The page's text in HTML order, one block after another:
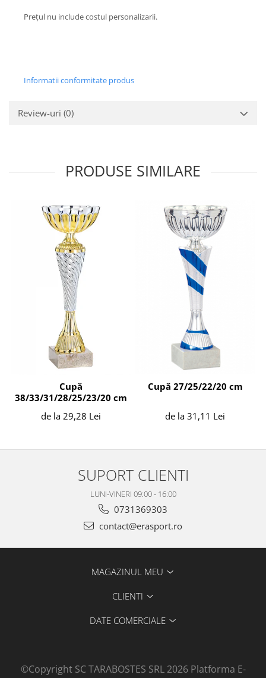
Prețul nu include costul personalizarii.
Informatii conformitate produs
Review-uri (0)
PRODUSE SIMILARE
Cupă
38/33/31/28/25/23/20 cm
de la 29,28 Lei
Cupă 27/25/22/20 cm
de la 31,11 Lei
SUPORT CLIENTI
LUNI-VINERI 09:00 - 16:00
0731369303
contact@erasport.ro
MAGAZINUL MEU
CLIENTI
DATE COMERCIALE
©Copyright SC TARABOSTES SRL 2026 Platforma E-